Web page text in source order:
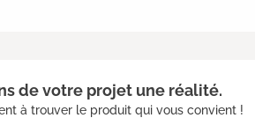
de votre projet une réalité.
à trouver le produit qui vous convient !